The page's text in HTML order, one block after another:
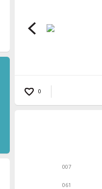
0
007
061